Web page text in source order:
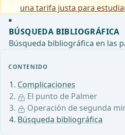
CONTENIDO
Complicaciones
El punto de Palmer
Operación de segunda
Búsqueda bibliográfica
una tarifa justa para
BÚSQUEDA BIBLIOGRÁFICA
Búsqueda bibliográfica en las